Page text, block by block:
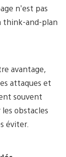
n’est pas
think-and-plan
avantage,
attaques et
souvent
obstacles
éviter.